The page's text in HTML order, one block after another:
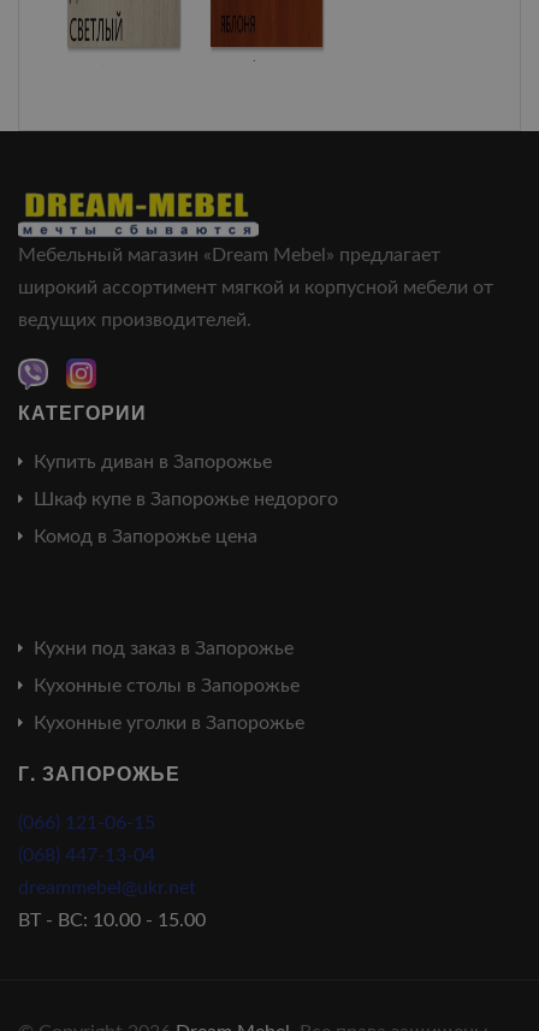
Мебельный магазин «Dream Mebel» предлагает
широкий ассортимент мягкой и корпусной мебели от
ведущих производителей.
КАТЕГОРИИ
Купить диван в Запорожье
Шкаф купе в Запорожье недорого
Комод в Запорожье цена
Кухни под заказ в Запорожье
Кухонные столы в Запорожье
Кухонные уголки в Запорожье
Г. ЗАПОРОЖЬЕ
(066) 121-06-15
(068) 447-13-04
dreammebel@ukr.net
ВТ - ВС: 10.00 - 15.00